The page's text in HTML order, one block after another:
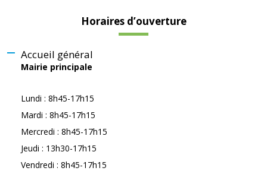
Horaires d’ouverture
Accueil général
Mairie principale
Lundi : 8h45-17h15
Mardi : 8h45-17h15
Mercredi : 8h45-17h15
Jeudi : 13h30-17h15
Vendredi : 8h45-17h15